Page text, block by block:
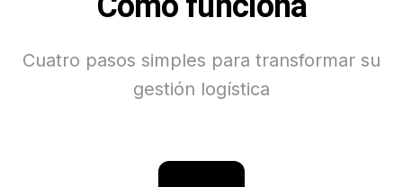
Cuatro pasos simples para transformar su
gestión logística